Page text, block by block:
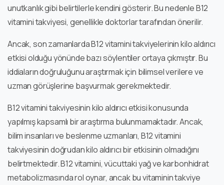
unutkanlık gibi belirtilerle kendini gösterir. Bu nedenle B12
vitamini takviyesi, genellikle doktorlar tarafından önerilir.
Ancak, son zamanlarda B12 vitamini takviyelerinin kilo aldırıcı
etkisi olduğu yönünde bazı söylentiler ortaya çıkmıştır. Bu
iddiaların doğruluğunu araştırmak için bilimsel verilere ve
uzman görüşlerine başvurmak gerekmektedir.
B12 vitamini takviyesinin kilo aldırıcı etkisi konusunda
yapılmış kapsamlı bir araştırma bulunmamaktadır. Ancak,
bilim insanları ve beslenme uzmanları, B12 vitamini
takviyesinin doğrudan kilo aldırıcı bir etkisinin olmadığını
belirtmektedir. B12 vitamini, vücuttaki yağ ve karbonhidrat
metabolizmasında rol oynar, ancak bu vitaminin takviye